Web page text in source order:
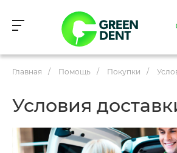
Главная / Помощь / Покупки /
Условия